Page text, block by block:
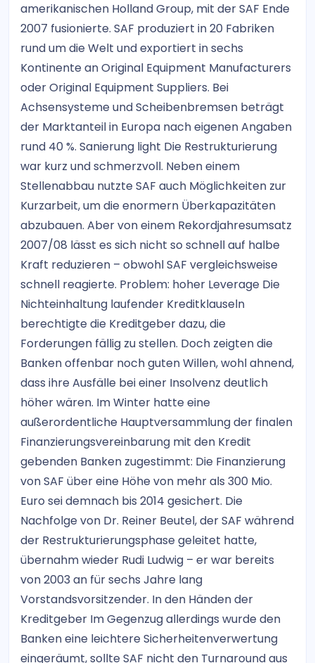
amerikanischen Holland Group, mit der SAF Ende
2007 fusionierte. SAF produziert in 20 Fabriken
rund um die Welt und exportiert in sechs
Kontinente an Original Equipment Manufacturers
oder Original Equipment Suppliers. Bei
Achsensysteme und Scheibenbremsen beträgt
der Marktanteil in Europa nach eigenen Angaben
rund 40 %. Sanierung light Die Restrukturierung
war kurz und schmerzvoll. Neben einem
Stellenabbau nutzte SAF auch Möglichkeiten zur
Kurzarbeit, um die enormern Überkapazitäten
abzubauen. Aber von einem Rekordjahresumsatz
2007/08 lässt es sich nicht so schnell auf halbe
Kraft reduzieren – obwohl SAF vergleichsweise
schnell reagierte. Problem: hoher Leverage Die
Nichteinhaltung laufender Kreditklauseln
berechtigte die Kreditgeber dazu, die
Forderungen fällig zu stellen. Doch zeigten die
Banken offenbar noch guten Willen, wohl ahnend,
dass ihre Ausfälle bei einer Insolvenz deutlich
höher wären. Im Winter hatte eine
außerordentliche Hauptversammlung der finalen
Finanzierungsvereinbarung mit den Kredit
gebenden Banken zugestimmt: Die Finanzierung
von SAF über eine Höhe von mehr als 300 Mio.
Euro sei demnach bis 2014 gesichert. Die
Nachfolge von Dr. Reiner Beutel, der SAF während
der Restrukturierungsphase geleitet hatte,
übernahm wieder Rudi Ludwig – er war bereits
von 2003 an für sechs Jahre lang
Vorstandsvorsitzender. In den Händen der
Kreditgeber Im Gegenzug allerdings wurde den
Banken eine leichtere Sicherheitenverwertung
eingeräumt, sollte SAF nicht den Turnaround aus